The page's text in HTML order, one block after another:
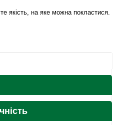
якість, на яке можна покластися.